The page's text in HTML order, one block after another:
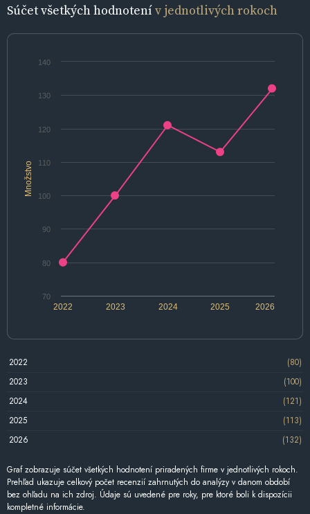
Súčet všetkých hodnotenív jednotlivých rokoch
Množstvo
2022 2024 2026
2023 2025
70
80
90
100
110
120
130
140
2022
(80)
2023
(100)
2024
(121)
2025
(113)
2026
(132)
Graf zobrazuje súčet všetkých hodnotení priradených firme v jednotlivých rokoch.
Prehľad ukazuje celkový počet recenzií zahrnutých do analýzy v danom období
bez ohľadu na ich zdroj. Údaje sú uvedené pre roky, pre ktoré boli k dispozícii
kompletné informácie.